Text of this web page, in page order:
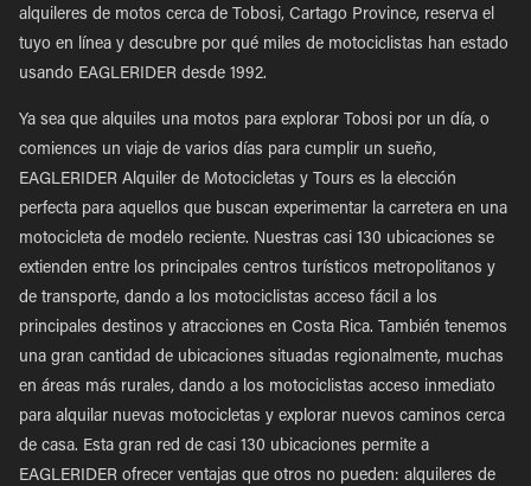
alquileres de motos cerca de Tobosi, Cartago Province, reserva el
tuyo en línea y descubre por qué miles de motociclistas han estado
usando EAGLERIDER desde 1992.
Ya sea que alquiles una motos para explorar Tobosi por un día, o
comiences un viaje de varios días para cumplir un sueño,
EAGLERIDER Alquiler de Motocicletas y Tours es la elección
perfecta para aquellos que buscan experimentar la carretera en una
motocicleta de modelo reciente. Nuestras casi 130 ubicaciones se
extienden entre los principales centros turísticos metropolitanos y
de transporte, dando a los motociclistas acceso fácil a los
principales destinos y atracciones en Costa Rica. También tenemos
una gran cantidad de ubicaciones situadas regionalmente, muchas
en áreas más rurales, dando a los motociclistas acceso inmediato
para alquilar nuevas motocicletas y explorar nuevos caminos cerca
de casa. Esta gran red de casi 130 ubicaciones permite a
EAGLERIDER ofrecer ventajas que otros no pueden: alquileres de